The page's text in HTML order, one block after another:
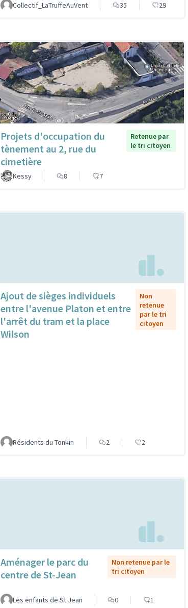
Collectif_LaTruffeAuVent
35 29
Projets d'occupation du
tènement au 2, rue du
cimetière
Retenue par
le tri citoyen
Kessy 8 7
Ajout de sièges individuels
entre l'avenue Platon et entre
l'arrêt du tram et la place
Wilson
Non
retenue
par le tri
citoyen
Résidents du Tonkin 2 2
Aménager le parc du
centre de St-Jean
Non retenue par le
tri citoyen
Les enfants de St Jean 0 1